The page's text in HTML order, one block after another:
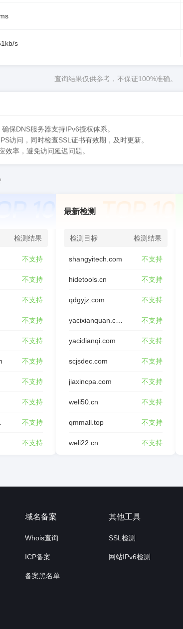
s
查询结果仅供参考，不保证100%准确。
保DNS服务器支持IPv6授权体系。
访问，同时检查SSL证书有效期，及时更新。
率，避免访问延迟问题。
检测结果
不支持
不支持
不支持
不支持
不支持
不支持
不支持
不支持
不支持
不支持
最新检测
检测目标 检测结果
shangyitech.com 不支持
hidetools.cn 不支持
qdgyjz.com 不支持
不支持
yacidianqi.com 不支持
scjsdec.com 不支持
jiaxincpa.com 不支持
weli50.cn 不支持
qmmall.top 不支持
weli22.cn 不支持
域名备案
Whois查询
ICP备案
备案黑名单
其他工具
SSL检测
网站IPv6检测